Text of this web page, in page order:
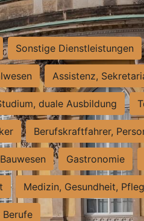
Sonstige Dienstleistungen
Assistenz,
duale Ausbildung
Berufskraftfahrer,
Gastronomie
Medizin, Gesundheit,
Berufe